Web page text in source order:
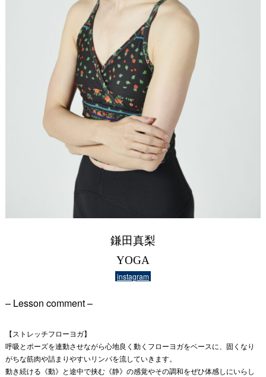
鎌田真梨
YOGA
instagram
– Lesson comment –
【ストレッチフローヨガ】
呼吸とポーズを連動させながら心地良く動くフローヨガをベースに、固くなり
がちな筋肉や詰まりやすいリンパを流していきます。
動き続ける《動》と途中で挟む《静》の感覚やその調和をぜひ体感しにいらし